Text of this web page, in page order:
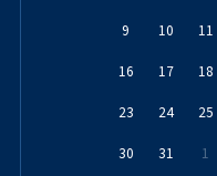
9 10 11
16 17 18
23 24 25
30 31 1